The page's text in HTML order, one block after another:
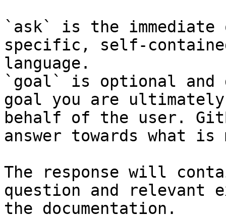
`ask` is the
specific, self-
language.
`goal` is optional and
goal you are
behalf of the user.
answer towards what
The response will
question and relevant
the documentation.